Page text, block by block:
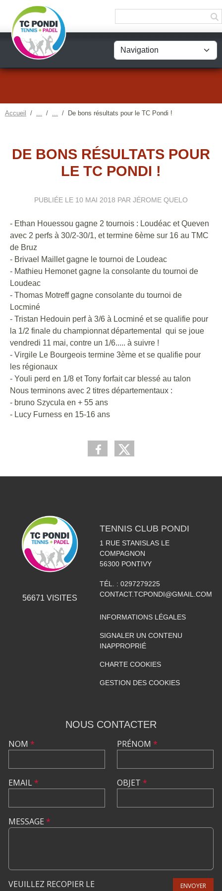
Accueil De bons résultats pour le TC Pondi !
DE BONS RÉSULTATS POUR
LE TC PONDI !
PUBLIÉE LE 10 MAI 2018 PAR JÉROME QUELO
- Ethan Houessou gagne 2 tournois : Loudéac et Queven
avec 2 perfs à 30/2-30/1, et termine 6ème sur 16 au TMC
de Bruz
- Brivael Maillet gagne le tournoi de Loudeac
- Mathieu Hemonet gagne la consolante du tournoi de
Loudeac
- Thomas Motreff gagne consolante du tournoi de
Locminé
- Tristan Hedouin perf à 3/6 à Locminé et se qualifie pour
la 1/2 finale du championnat départemental qui se joue
vendredi 11 mai, contre un 1/6..... à suivre !
- Virgile Le Bourgeois termine 3ème et se qualifie pour
les régionaux
- Youli perd en 1/8 et Tony forfait car blessé au talon
Nous terminons avec 2 titres départementaux :
- bruno Szycula en + 55 ans
- Lucy Furness en 15-16 ans
56671 VISITES
TENNIS CLUB PONDI
1 RUE STANISLAS LE
COMPAGNON
56300 PONTIVY
TÉL. : 0297279225
CONTACT.TCPONDI@GMAIL.COM
INFORMATIONS LÉGALES
SIGNALER UN CONTENU
INAPPROPRIÉ
CHARTE COOKIES
GESTION DES COOKIES
NOUS CONTACTER
NOM *
EMAIL*
PRÉNOM *
OBJET *
MESSAGE *
VEUILLEZ RECOPIER LE
ENVOYER
Panneau de gestion des cookies